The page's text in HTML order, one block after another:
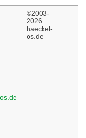
©2003-
2026
haeckel-
os.de